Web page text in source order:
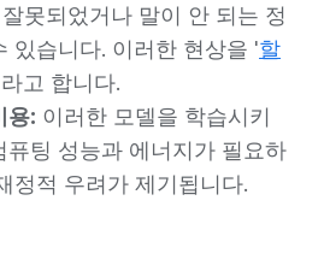
못되었거나 말이 안 되는 정
있습니다. 이러한 현상을 '할
고 합니다.
용: 이러한 모델을 학습시키
퓨팅 성능과 에너지가 필요하
정적 우려가 제기됩니다.